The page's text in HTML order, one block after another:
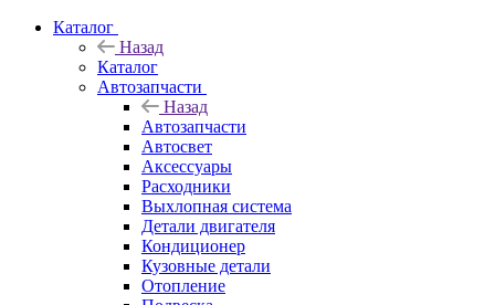
Каталог
Назад
Каталог
Автозапчасти
Назад
Автозапчасти
Автосвет
Аксессуары
Расходники
Выхлопная система
Детали двигателя
Кондиционер
Кузовные детали
Отопление